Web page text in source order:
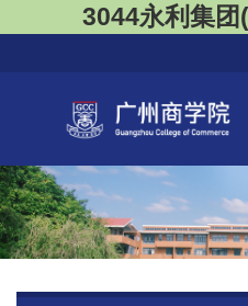
3044永利集团